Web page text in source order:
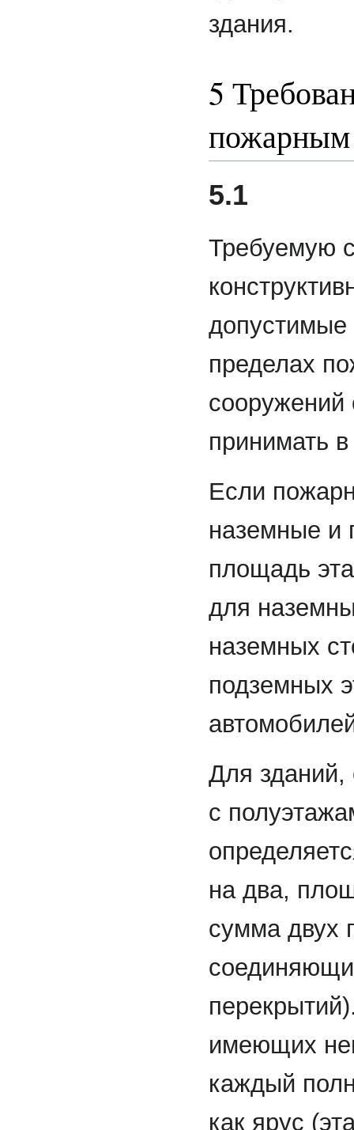
здания.
5
пожарным
5.1
Требуемую
допустимые
пределах
сооружений
принимать
Если
наземные и
площадь
для
наземных
подземных
Для зданий,
с
на два,
сумма двух
имеющих
каждый
как ярус